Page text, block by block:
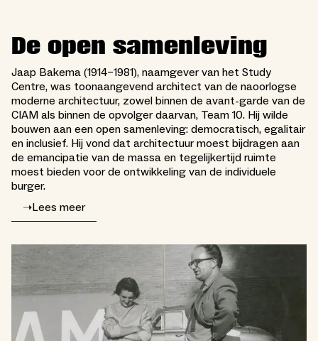
De open samenleving
Jaap Bakema (1914–1981), naamgever van het Study
Centre, was toonaangevend architect van de naoorlogse
moderne architectuur, zowel binnen de avant-garde van de
CIAM als binnen de opvolger daarvan, Team 10. Hij wilde
bouwen aan een open samenleving: democratisch, egalitair
en inclusief. Hij vond dat architectuur moest bijdragen aan
de emancipatie van de massa en tegelijkertijd ruimte
moest bieden voor de ontwikkeling van de individuele
burger.
➝Lees meer